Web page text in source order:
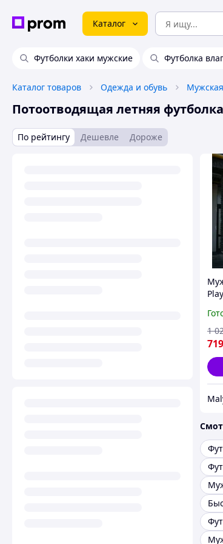
Каталог
Футболки хаки мужские Футболка
Каталог товаров Одежда и обувь
Потоотводящая летняя
По рейтингу Дешевле Дороже
719
1